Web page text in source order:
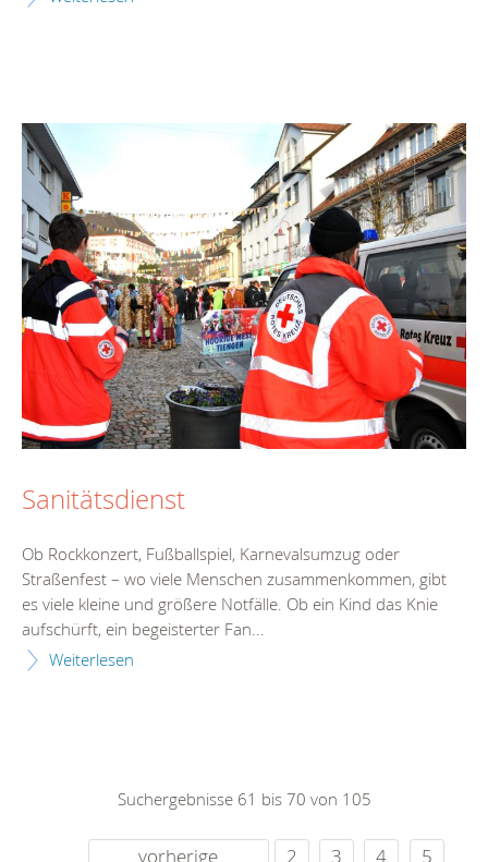
Sanitätsdienst
Ob Rockkonzert, Fußballspiel, Karnevalsumzug oder
Straßenfest – wo viele Menschen zusammenkommen, gibt
es viele kleine und größere Notfälle. Ob ein Kind das Knie
aufschürft, ein begeisterter Fan...
Weiterlesen
Suchergebnisse 61 bis 70 von 105
vorherige 2 3 4
5